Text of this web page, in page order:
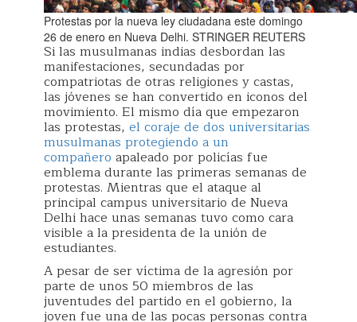
Protestas por la nueva ley ciudadana este domingo
26 de enero en Nueva Delhi. STRINGER REUTERS
Si las musulmanas indias desbordan las
manifestaciones, secundadas por
compatriotas de otras religiones y castas,
las jóvenes se han convertido en iconos del
movimiento. El mismo día que empezaron
las protestas, el coraje de dos universitarias
musulmanas protegiendo a un
compañero apaleado por policías fue
emblema durante las primeras semanas de
protestas. Mientras que el ataque al
principal campus universitario de Nueva
Delhi hace unas semanas tuvo como cara
visible a la presidenta de la unión de
estudiantes.
A pesar de ser víctima de la agresión por
parte de unos 50 miembros de las
juventudes del partido en el gobierno, la
joven fue una de las pocas personas contra